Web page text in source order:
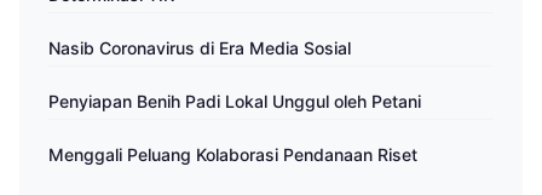
Nasib Coronavirus di Era Media Sosial
Penyiapan Benih Padi Lokal Unggul oleh Petani
Menggali Peluang Kolaborasi Pendanaan Riset